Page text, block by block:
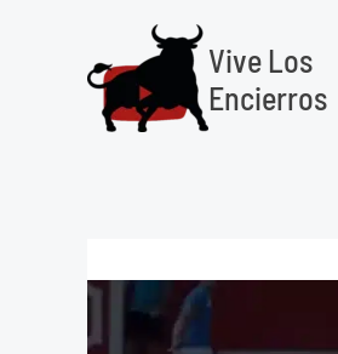
contenido
Vive Los
Encierros